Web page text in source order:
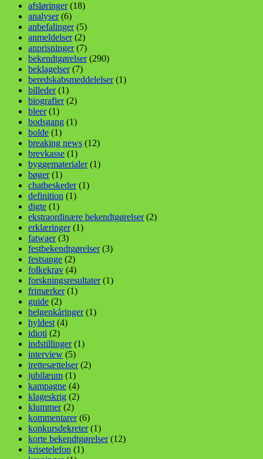
afsløringer(18)
analyser(6)
anbefalinger(5)
anmeldelser(2)
anprisninger(7)
bekendtgørelser(290)
beklagelser(7)
beredskabsmeddelelser(1)
billeder(1)
biografier(2)
bleer(1)
bodsgang (1)
bolde (1)
breaking news (12)
brevkasse (1)
byggematerialer(1)
bøger(1)
chatbeskeder(1)
definition (1)
digte (1)
ekstraordinære bekendtgørelser(2)
erklæringer(1)
fatwaer(3)
festbekendtgørelser(3)
festsange (2)
folkekrav (4)
forskningsresultater(1)
frimærker(1)
guide (2)
helgenkåringer(1)
hyldest (4)
idioti (2)
indstillinger(1)
interview (5)
irettesættelser(2)
jubilæum (1)
kampagne (4)
klageskrig (2)
klummer(2)
kommentarer(6)
konkursdekreter(1)
korte bekendtgørelser(12)
krisetelefon (1)